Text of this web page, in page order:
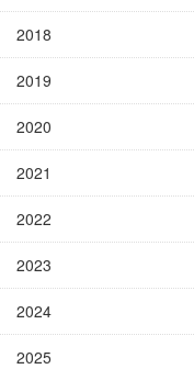
2018
2019
2020
2021
2022
2023
2024
2025